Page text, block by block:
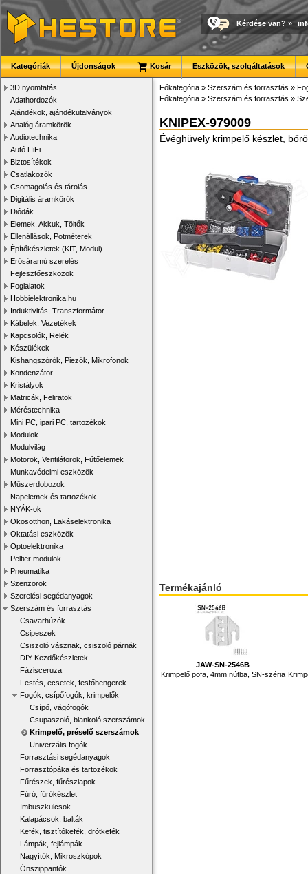
Kérdése van? »
Kategóriák Újdonságok Kosár Eszközök, szolgáltatások
3D nyomtatás
Adathordozók
Ajándékok, ajándékutalványok
Analóg áramkörök
Audiotechnika
Autó HiFi
Biztosítékok
Csatlakozók
Csomagolás és tárolás
Digitális áramkörök
Diódák
Elemek, Akkuk, Töltők
Ellenállások, Potméterek
Építőkészletek (KIT, Modul)
Erősáramú szerelés
Fejlesztőeszközök
Foglalatok
Hobbielektronika.hu
Induktivitás, Transzformátor
Kábelek, Vezetékek
Kapcsolók, Relék
Készülékek
Kishangszórók, Piezók, Mikrofonok
Kondenzátor
Kristályok
Matricák, Feliratok
Méréstechnika
Mini PC, ipari PC, tartozékok
Modulok
Modulvilág
Motorok, Ventilátorok, Fűtőelemek
Munkavédelmi eszközök
Műszerdobozok
Napelemek és tartozékok
NYÁK-ok
Okosotthon, Lakáselektronika
Oktatási eszközök
Optoelektronika
Peltier modulok
Pneumatika
Szenzorok
Szerelési segédanyagok
Szerszám és forrasztás
Csavarhúzók
Csipeszek
Csiszoló vásznak, csiszoló párnák
DIY Kezdőkészletek
Fázisceruza
Festés, ecsetek, festőhengerek
Fogók, csípőfogók, krimpelők
Csípő, vágófogók
Csupaszoló, blankoló szerszámok
Krimpelő, préselő szerszámok
Univerzális fogók
Forrasztási segédanyagok
Forrasztópáka és tartozékok
Fűrészek, fűrészlapok
Fúró, fúrókészlet
Imbuszkulcsok
Kalapácsok, balták
Kefék, tisztítókefék, drótkefék
Lámpák, fejlámpák
Nagyítók, Mikroszkópok
Ónszippantók
Főkategória » Szerszám és forrasztás »
Főkategória » Szerszám és forrasztás »
KNIPEX-979009
Évéghüvely krimpelő készlet,
Termékajánló
JAW-SN-2546B
Krimpelő pofa, 4mm nútba, SN-széria